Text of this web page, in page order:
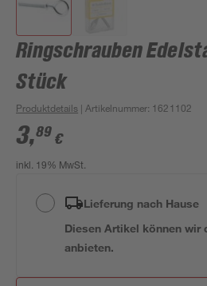
Ringschrauben
Stück
Produktdetails | Artikelnummer: 1621102
3,89 €
inkl. 19% MwSt.
Lieferung nach Hause
Diesen Artikel können
anbieten.